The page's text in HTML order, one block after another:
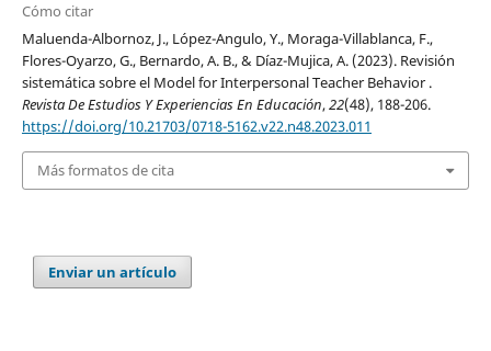
Cómo citar
Maluenda-Albornoz, J., López-Angulo, Y., Moraga-Villablanca, F.,
Flores-Oyarzo, G., Bernardo, A. B., & Díaz-Mujica, A. (2023). Revisión
sistemática sobre el Model for Interpersonal Teacher Behavior .
Revista De Estudios Y Experiencias En Educación,22(48), 188-206.
https://doi.org/10.21703/0718-5162.v22.n48.2023.011
Más formatos de cita
Enviar un artículo